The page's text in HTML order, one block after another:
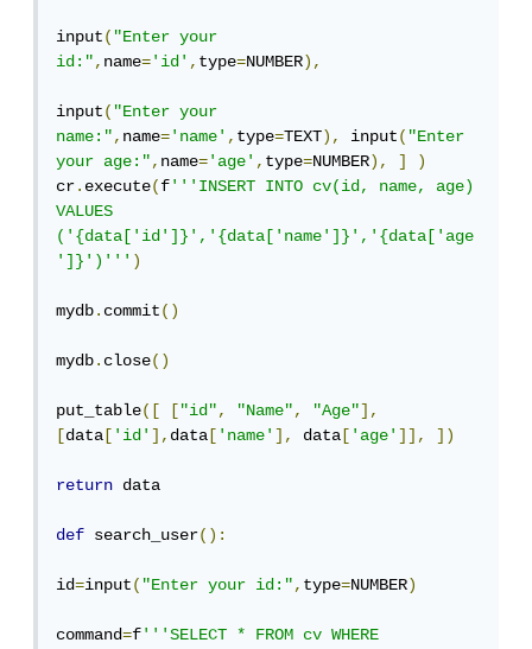
input("Enter your
id:",name='id',type=NUMBER),
input("Enter your
name:",name='name',type=TEXT), input("Enter
your age:",name='age',type=NUMBER), ]
)
cr.execute(f'''INSERT INTO cv(id, name, age)
VALUES
('{data['id']}','{data['name']}','{data['age
']}')''')
mydb.commit()
mydb.close()
put_table([ ["id", "Name", "Age"],
[data ['id'],data ['name'], data ['age']], ])
return data
def search_user():
id=input("Enter your id:",type=NUMBER)
command=f'''SELECT * FROM cv WHERE